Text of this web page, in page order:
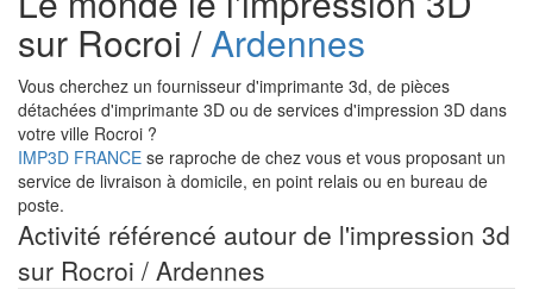
sur Rocroi /Ardennes
Vous cherchez un fournisseur d'imprimante 3d, de pièces
détachées d'imprimante 3D ou de services d'impression 3D dans
votre ville Rocroi ?
IMP3D FRANCE se raproche de chez vous et vous proposant un
service de livraison à domicile, en point relais ou en bureau de
poste.
Activité référencé autour de l'impression 3d
sur Rocroi / Ardennes